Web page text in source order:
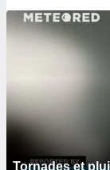
Tornades et